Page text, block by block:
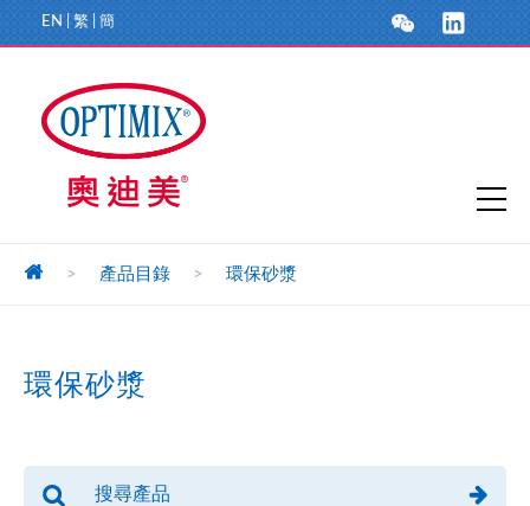
EN 繁 簡
> 產品目錄 > 環保砂漿
環保砂漿